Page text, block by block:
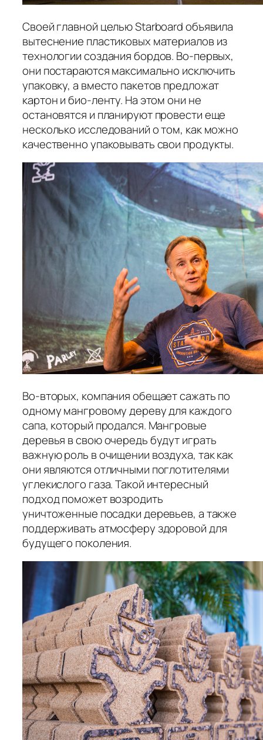
Своей главной целью Starboard объявила
вытеснение пластиковых материалов из
технологии создания бордов. Во-первых,
они постараются максимально исключить
упаковку, а вместо пакетов предложат
картон и био-ленту. На этом они не
остановятся и планируют провести еще
несколько исследований о том, как можно
качественно упаковывать свои продукты.
Во-вторых, компания обещает сажать по
одному мангровому дереву для каждого
сапа, который продался. Мангровые
деревья в свою очередь будут играть
важную роль в очищении воздуха, так как
они являются отличными поглотителями
углекислого газа. Такой интересный
подход поможет возродить
уничтоженные посадки деревьев, а также
поддерживать атмосферу здоровой для
будущего поколения.